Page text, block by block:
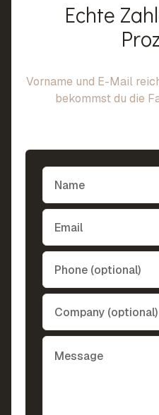
Echte
Vorname und E-Mail
bekommst du die